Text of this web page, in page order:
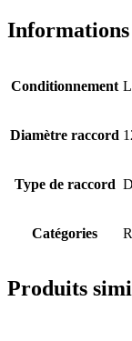
Conditionnement
Diamètre raccord
Type de raccord
Catégories
Produits